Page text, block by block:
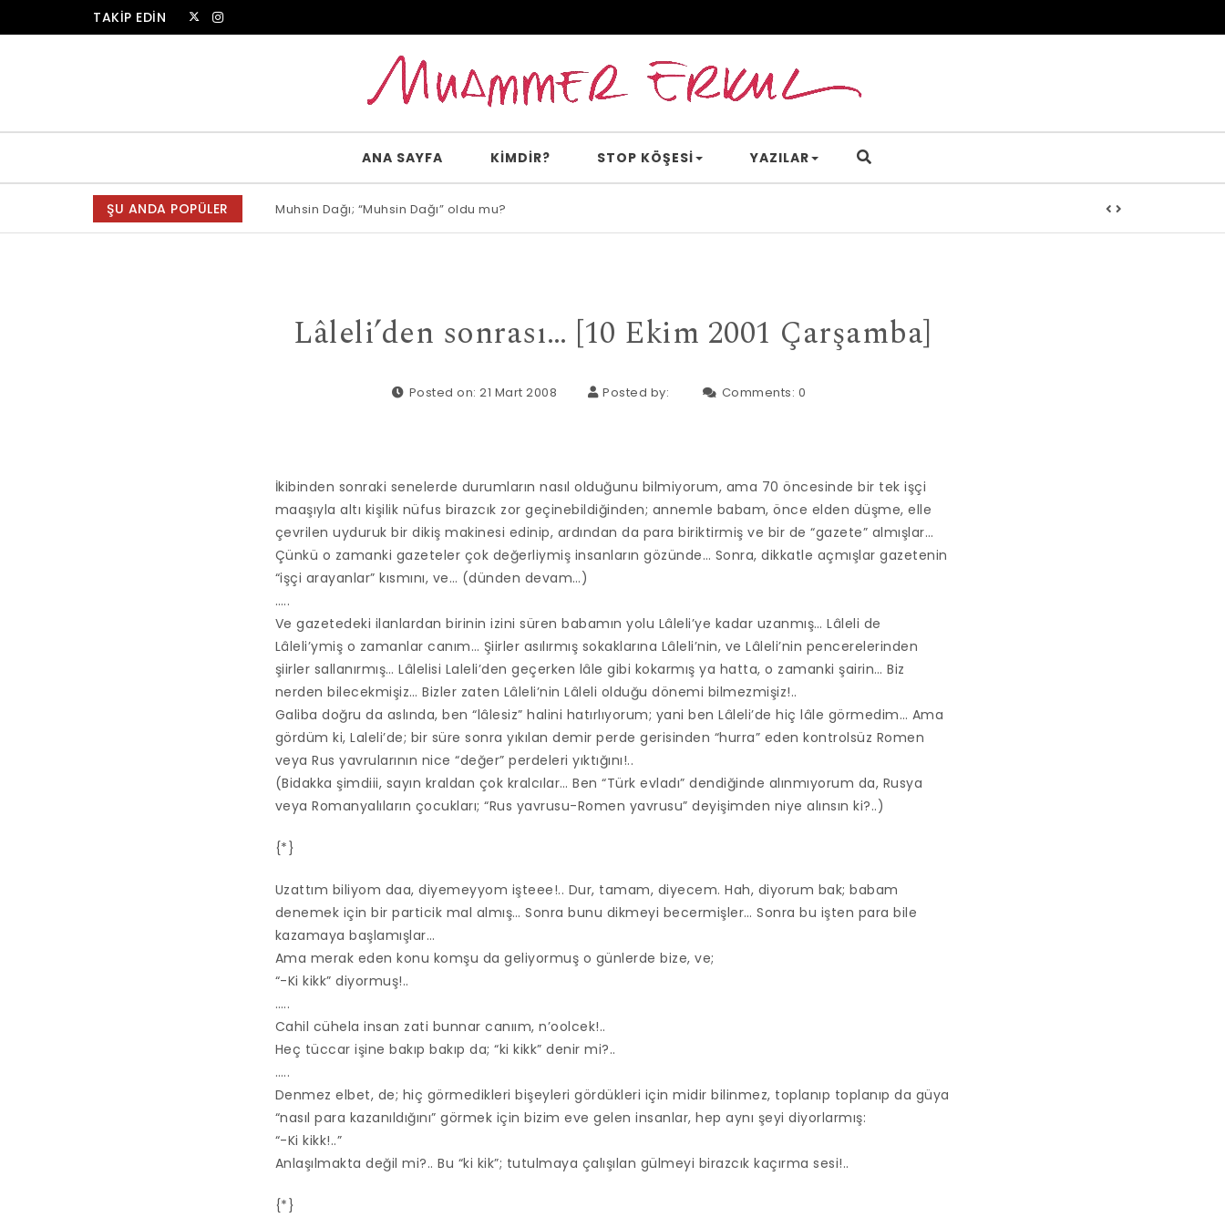
Skip to contentTAKİP EDİN
ANA SAYFA KİMDİR? STOP KÖŞESI YAZILAR
ŞU ANDA POPÜLER Muhsin Dağı; “Muhsin Dağı” oldu mu?
Allah bir, dese sözüne inanır mısın?
Lâleli’den sonrası… [10 Ekim 2001 Çarşamba]
Posted on: 21 Mart 2008 Posted by: Comments: 0
İkibinden sonraki senelerde durumların nasıl olduğunu bilmiyorum, ama 70 öncesinde bir tek işçi
maaşıyla altı kişilik nüfus birazcık zor geçinebildiğinden; annemle babam, önce elden düşme, elle
çevrilen uyduruk bir dikiş makinesi edinip, ardından da para biriktirmiş ve bir de “gazete” almışlar…
Çünkü o zamanki gazeteler çok değerliymiş insanların gözünde… Sonra, dikkatle açmışlar gazetenin
“işçi arayanlar” kısmını, ve… (dünden devam…)
…..
Ve gazetedeki ilanlardan birinin izini süren babamın yolu Lâleli’ye kadar uzanmış… Lâleli de
Lâleli’ymiş o zamanlar canım… Şiirler asılırmış sokaklarına Lâleli’nin, ve Lâleli’nin pencerelerinden
şiirler sallanırmış… Lâlelisi Laleli’den geçerken lâle gibi kokarmış ya hatta, o zamanki şairin… Biz
nerden bilecekmişiz… Bizler zaten Lâleli’nin Lâleli olduğu dönemi bilmezmişiz!..
Galiba doğru da aslında, ben “lâlesiz” halini hatırlıyorum; yani ben Lâleli’de hiç lâle görmedim… Ama
gördüm ki, Laleli’de; bir süre sonra yıkılan demir perde gerisinden “hurra” eden kontrolsüz Romen
veya Rus yavrularının nice “değer” perdeleri yıktığını!..
(Bidakka şimdiii, sayın kraldan çok kralcılar… Ben “Türk evladı” dendiğinde alınmıyorum da, Rusya
veya Romanyalıların çocukları; “Rus yavrusu-Romen yavrusu” deyişimden niye alınsın ki?..)
{*}
Uzattım biliyom daa, diyemeyyom işteee!.. Dur, tamam, diyecem. Hah, diyorum bak; babam
denemek için bir particik mal almış… Sonra bunu dikmeyi becermişler… Sonra bu işten para bile
kazamaya başlamışlar…
Ama merak eden konu komşu da geliyormuş o günlerde bize, ve;
“-Ki kikk” diyormuş!..
…..
Cahil cühela insan zati bunnar canıım, n’oolcek!..
Heç tüccar işine bakıp bakıp da; “ki kikk” denir mi?..
…..
Denmez elbet, de; hiç görmedikleri bişeyleri gördükleri için midir bilinmez, toplanıp toplanıp da güya
“nasıl para kazanıldığını” görmek için bizim eve gelen insanlar, hep aynı şeyi diyorlarmış:
“-Ki kikk!..”
Anlaşılmakta değil mi?.. Bu “ki kik”; tutulmaya çalışılan gülmeyi birazcık kaçırma sesi!..
{*}